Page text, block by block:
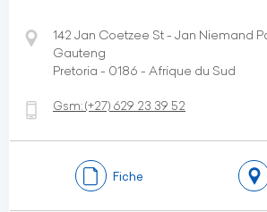
142 Jan Coetzee St - Jan Niemand
Gauteng
Pretoria - 0186 - Afrique du Sud
Gsm:(+27) 629 23 39 52
Fiche